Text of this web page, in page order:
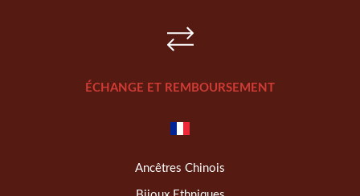
ÉCHANGE ET REMBOURSEMENT
Ancêtres Chinois